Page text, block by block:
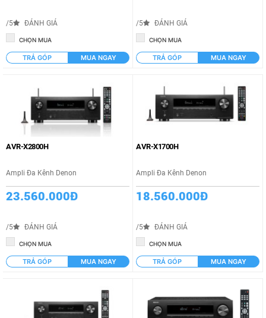
/5 ĐÁNH GIÁ
CHỌN MUA
TRẢ GÓP MUA NGAY
/5 ĐÁNH GIÁ
CHỌN MUA
TRẢ GÓP MUA NGAY
AVR-X2800H
Ampli Đa Kênh Denon
23.560.000Đ
/5 ĐÁNH GIÁ
CHỌN MUA
TRẢ GÓP MUA NGAY
AVR-X1700H
Ampli Đa Kênh Denon
18.560.000Đ
/5 ĐÁNH GIÁ
CHỌN MUA
TRẢ GÓP MUA NGAY